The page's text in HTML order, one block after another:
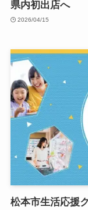
県内初出店へ
2026/04/15
松本市生活応援